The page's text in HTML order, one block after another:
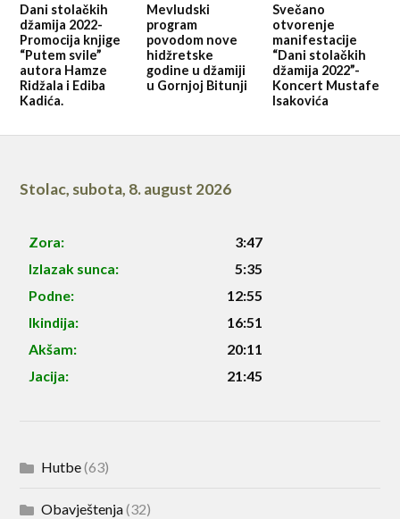
Dani stolačkih
džamija 2022-
Promocija knjige
“Putem svile”
autora Hamze
Ridžala i Ediba
Kadića.
Mevludski
program
povodom nove
hidžretske
godine u džamiji
u Gornjoj Bitunji
Svečano
otvorenje
manifestacije
“Dani stolačkih
džamija 2022”-
Koncert Mustafe
Isakovića
Stolac, subota, 8. august 2026
Zora:
3:47
Izlazak sunca:
5:35
Podne:
12:55
Ikindija:
16:51
Akšam:
20:11
Jacija:
21:45
Hutbe(63)
Obavještenja(32)